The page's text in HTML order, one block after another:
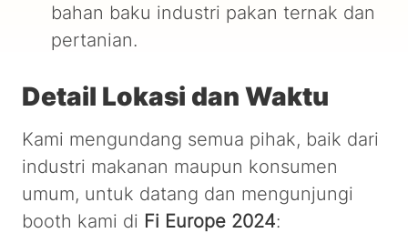
bahan baku industri pakan ternak dan
pertanian.
Detail Lokasi dan Waktu
Kami mengundang semua pihak, baik dari
industri makanan maupun konsumen
umum, untuk datang dan mengunjungi
booth kami di Fi Europe 2024: